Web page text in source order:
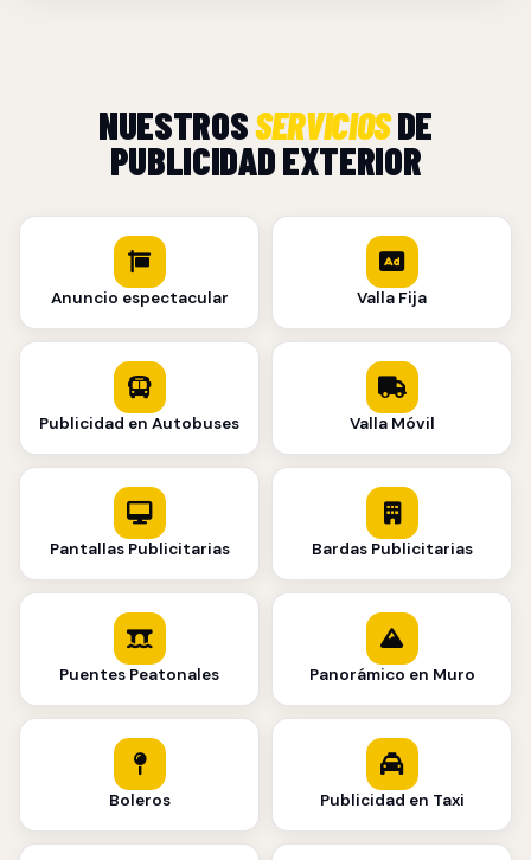
NUESTROSSERVICIOSDE
PUBLICIDAD EXTERIOR
Anuncio espectacular Valla Fija
Publicidad en Autobuses Valla Móvil
Pantallas Publicitarias Bardas Publicitarias
Puentes Peatonales Panorámico en Muro
Boleros Publicidad en Taxi